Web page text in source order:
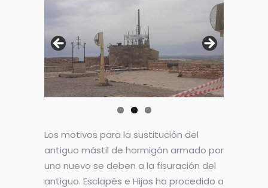
Los motivos para la sustitución del
antiguo mástil de hormigón armado por
uno nuevo se deben a la fisuración del
antiguo. Esclapés e Hijos ha procedido a